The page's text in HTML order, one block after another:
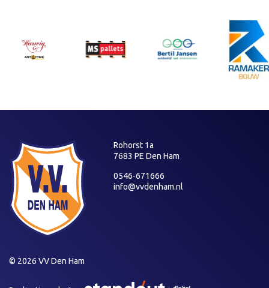
Rohorst 1a
7683 PE Den Ham
0546-671666
info@vvdenham.nl
© 2026 VV Den Ham